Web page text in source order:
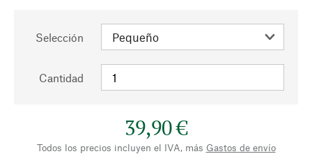
Selección
Cantidad
39,90 €
Todos los precios incluyen el IVA, más Gastos de envío